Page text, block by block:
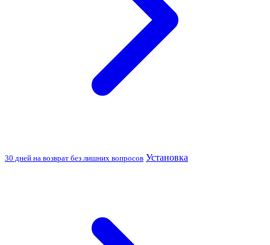
30 дней на возврат без лишних вопросов Установка